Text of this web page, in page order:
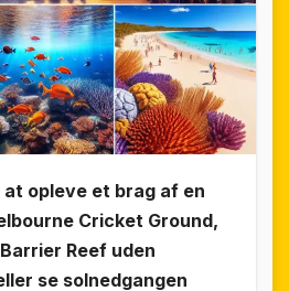
at opleve et brag af en
Cricket Ground,
Reef uden
se solnedgangen